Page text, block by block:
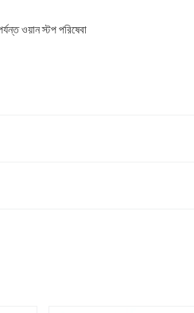
ওয়ান স্টপ পরিষেবা